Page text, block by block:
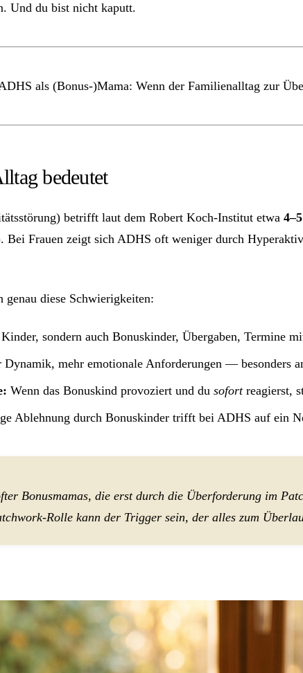
Und du bist nicht kaputt.
als (Bonus-)Mama: Wenn der Familienalltag zur
bedeutet
betrifft laut dem Robert Koch-Institut etwa
Bei Frauen zeigt sich ADHS oft weniger durch
diese Schwierigkeiten:
sondern auch Bonuskinder, Übergaben, Termine
Dynamik, mehr emotionale Anforderungen — besonders
Wenn das Bonuskind provoziert und du sofortreagierst,
Ablehnung durch Bonuskinder trifft bei ADHS auf ein
Bonusmamas, die erst durch die Überforderung im
Rolle kann der Trigger sein, der alles zum